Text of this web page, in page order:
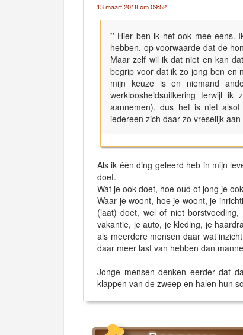
13 maart 2018 om 09:52
" Hier ben ik het ook mee eens.
hebben, op voorwaarde dat de
Maar zelf wil ik dat niet en kan
begrip voor dat ik zo jong ben en
mijn keuze is en niemand
werkloosheidsuitkering terwijl
aannemen), dus het is niet
iedereen zich daar zo vreselijk aan
Als ik één ding geleerd heb in mijn
doet.
Wat je ook doet, hoe oud of jong je
Waar je woont, hoe je woont, je
(laat) doet, wel of niet
vakantie, je auto, je kleding, je
als meerdere mensen daar wat
daar meer last van hebben dan
Jonge mensen denken eerder dat
klappen van de zweep en halen hun